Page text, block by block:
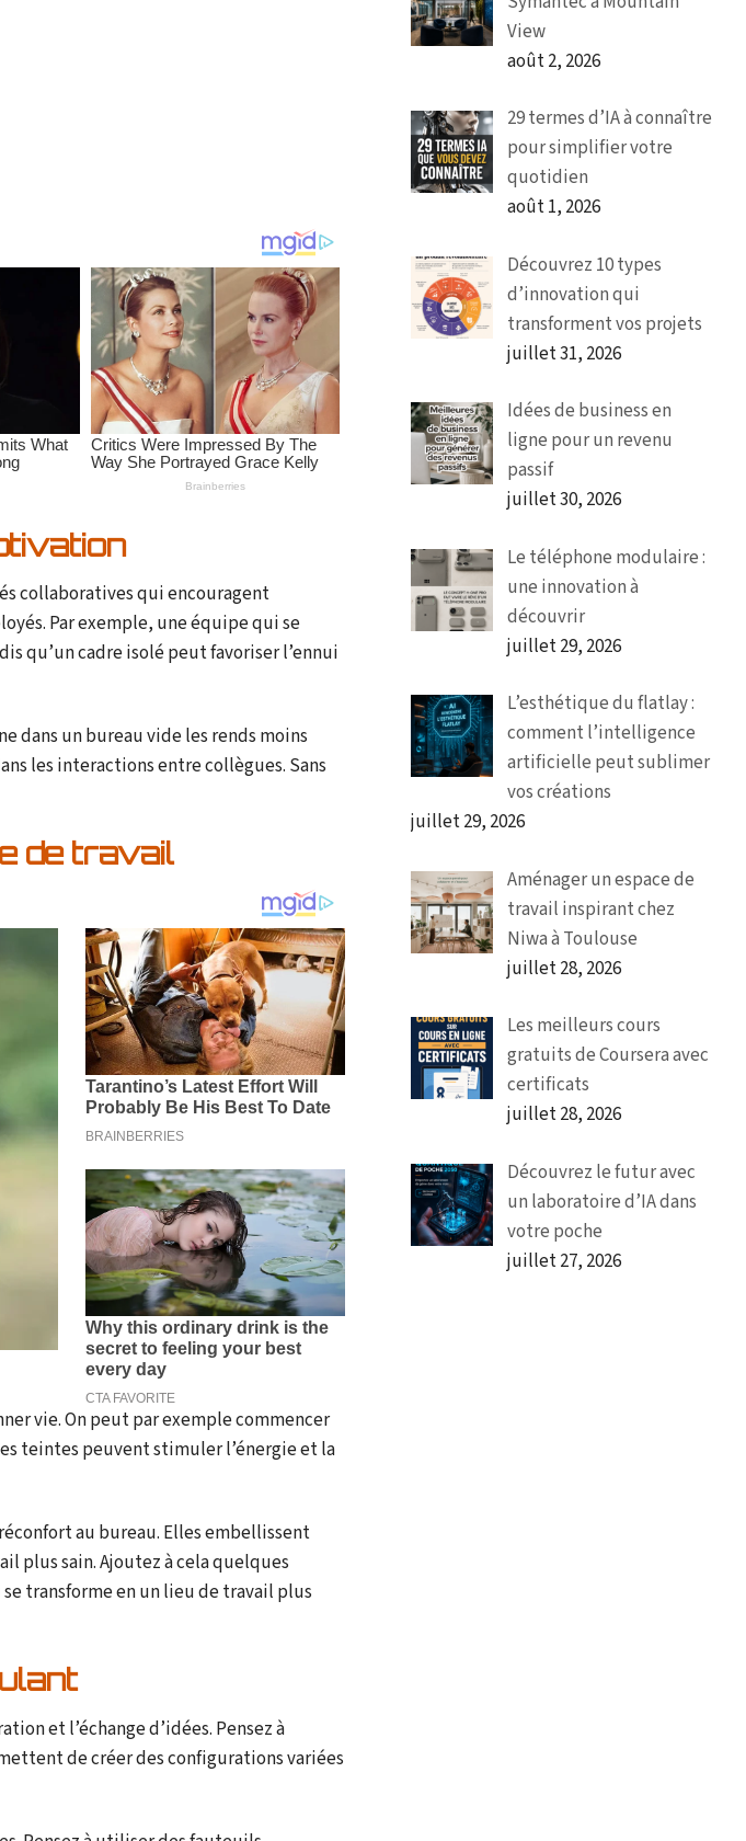
collaboratives qui encouragent
Par exemple, une équipe qui se
qu’un cadre isolé peut favoriser l’ennui
dans un bureau vide les rends moins
les interactions entre collègues. Sans
de travail
vie. On peut par exemple commencer
teintes peuvent stimuler l’énergie et la
au bureau. Elles embellissent
plus sain. Ajoutez à cela quelques
transforme en un lieu de travail plus
et l’échange d’idées. Pensez à
de créer des configurations variées
View
août 2, 2026
29 termes d’IA à connaître
pour simplifier votre
quotidien
août 1, 2026
Découvrez 10 types
d’innovation qui
transforment vos projets
juillet 31, 2026
Idées de business en
ligne pour un revenu
passif
juillet 30, 2026
Le téléphone modulaire :
une innovation à
découvrir
juillet 29, 2026
L’esthétique du flatlay :
comment l’intelligence
artificielle peut sublimer
vos créations
juillet 29, 2026
Aménager un espace de
travail inspirant chez
Niwa à Toulouse
juillet 28, 2026
Les meilleurs cours
gratuits de Coursera avec
certificats
juillet 28, 2026
Découvrez le futur avec
un laboratoire d’IA dans
votre poche
juillet 27, 2026